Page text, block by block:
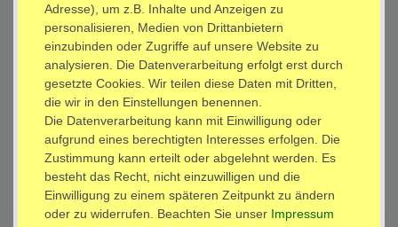
In den Warenkorb
Wunschliste
* inkl. ges. MwSt. zzgl.Versandkosten
Adresse), um z.B. Inhalte und Anzeigen zu
personalisieren, Medien von Drittanbietern
einzubinden oder Zugriffe auf unsere Website zu
analysieren. Die Datenverarbeitung erfolgt erst durch
gesetzte Cookies. Wir teilen diese Daten mit Dritten,
die wir in den Einstellungen benennen.
Die Datenverarbeitung kann mit Einwilligung oder
aufgrund eines berechtigten Interesses erfolgen. Die
Zustimmung kann erteilt oder abgelehnt werden. Es
besteht das Recht, nicht einzuwilligen und die
Einwilligung zu einem späteren Zeitpunkt zu ändern
oder zu widerrufen. Beachten Sie unser Impressum